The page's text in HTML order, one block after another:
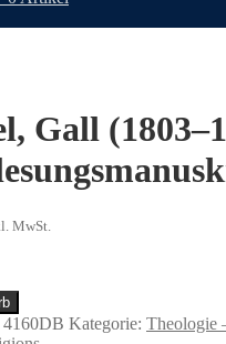
Gall
MwSt.
4160DB Kategorie: Theologie